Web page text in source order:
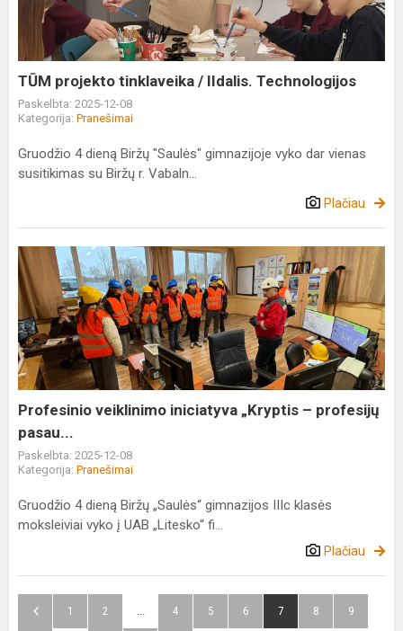
IIdalis.
Technologijos
TŪM projekto tinklaveika / IIdalis. Technologijos
Paskelbta: 2025-12-08
Kategorija: Pranešimai
Gruodžio 4 dieną Biržų "Saulės" gimnazijoje vyko dar vienas
susitikimas su Biržų r. Vabaln...
Plačiau
Profesinio
veiklinimo
iniciatyva
„Kryptis
–
profesijų
pasau...
Profesinio veiklinimo iniciatyva „Kryptis – profesijų
pasau...
Paskelbta: 2025-12-08
Kategorija: Pranešimai
Gruodžio 4 dieną Biržų „Saulės“ gimnazijos IIIc klasės
moksleiviai vyko į UAB „Litesko“ fi...
Plačiau
1 2 ... 4 5 6 7 8 9